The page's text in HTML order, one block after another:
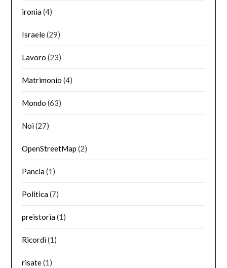
ironia(4)
Israele(29)
Lavoro (23)
Matrimonio (4)
Mondo (63)
Noi(27)
OpenStreetMap (2)
Pancia(1)
Politica(7)
preistoria(1)
Ricordi(1)
risate(1)